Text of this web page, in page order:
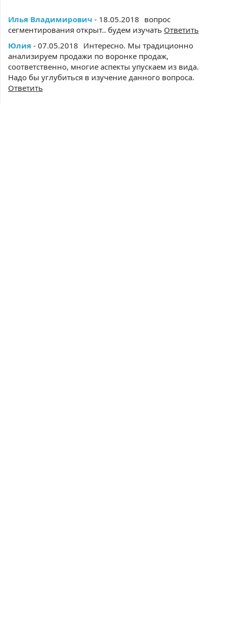
Илья Владимирович - 18.05.2018 вопрос
сегментирования открыт.. будем изучать Ответить
Юлия - 07.05.2018 Интересно. Мы традиционно
анализируем продажи по воронке продаж,
соответственно, многие аспекты упускаем из вида.
Надо бы углубиться в изучение данного вопроса.
Ответить